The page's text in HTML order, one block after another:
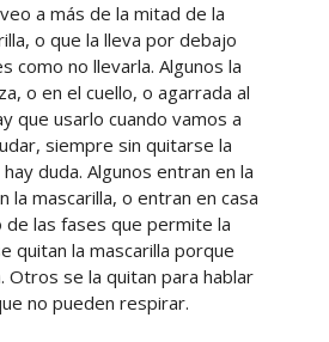
a más de la mitad de la
o que la lleva por debajo
como no llevarla. Algunos la
o en el cuello, o agarrada al
que usarlo cuando vamos a
siempre sin quitarse la
duda. Algunos entran en la
la mascarilla, o entran en casa
las fases que permite la
quitan la mascarilla porque
Otros se la quitan para hablar
no pueden respirar.